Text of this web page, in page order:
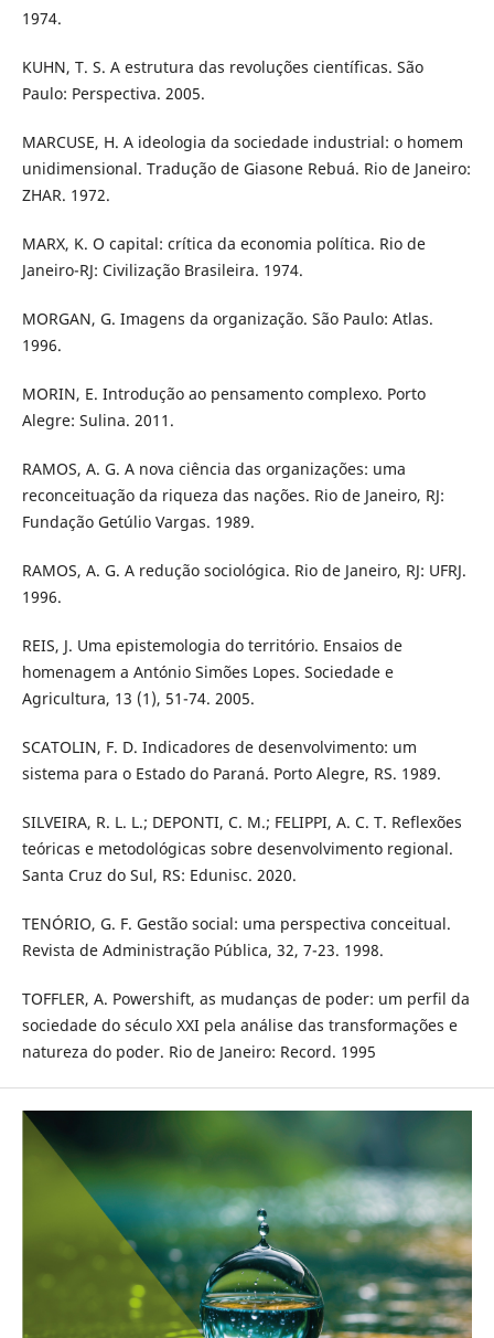
1974.
KUHN, T. S. A estrutura das revoluções científicas. São
Paulo: Perspectiva. 2005.
MARCUSE, H. A ideologia da sociedade industrial: o homem
unidimensional. Tradução de Giasone Rebuá. Rio de Janeiro:
ZHAR. 1972.
MARX, K. O capital: crítica da economia política. Rio de
Janeiro-RJ: Civilização Brasileira. 1974.
MORGAN, G. Imagens da organização. São Paulo: Atlas.
1996.
MORIN, E. Introdução ao pensamento complexo. Porto
Alegre: Sulina. 2011.
RAMOS, A. G. A nova ciência das organizações: uma
reconceituação da riqueza das nações. Rio de Janeiro, RJ:
Fundação Getúlio Vargas. 1989.
RAMOS, A. G. A redução sociológica. Rio de Janeiro, RJ: UFRJ.
1996.
REIS, J. Uma epistemologia do território. Ensaios de
homenagem a António Simões Lopes. Sociedade e
Agricultura, 13 (1), 51-74. 2005.
SCATOLIN, F. D. Indicadores de desenvolvimento: um
sistema para o Estado do Paraná. Porto Alegre, RS. 1989.
SILVEIRA, R. L. L.; DEPONTI, C. M.; FELIPPI, A. C. T. Reflexões
teóricas e metodológicas sobre desenvolvimento regional.
Santa Cruz do Sul, RS: Edunisc. 2020.
TENÓRIO, G. F. Gestão social: uma perspectiva conceitual.
Revista de Administração Pública, 32, 7-23. 1998.
TOFFLER, A. Powershift, as mudanças de poder: um perfil da
sociedade do século XXI pela análise das transformações e
natureza do poder. Rio de Janeiro: Record. 1995